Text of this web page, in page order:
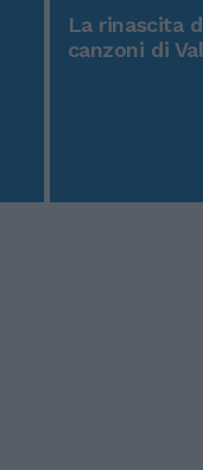
La rinascita
canzoni di